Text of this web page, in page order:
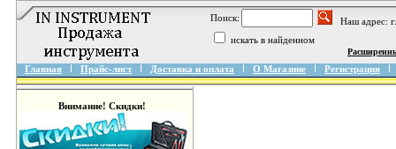
Поиск:
Наш адрес:
искать в найденном
Главная Прайс-лист Доставка и оплата О Магазине Регистрация
Внимание! Скидки!